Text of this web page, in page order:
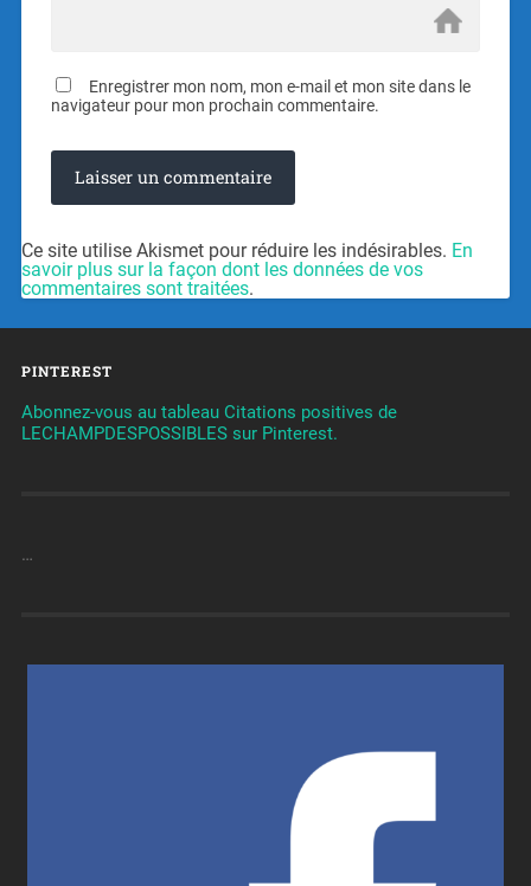
Enregistrer mon nom, mon e-mail et mon site dans le
navigateur pour mon prochain commentaire.
Ce site utilise Akismet pour réduire les indésirables. En
savoir plus sur la façon dont les données de vos
commentaires sont traitées.
PINTEREST
Abonnez-vous au tableau Citations positives de
LECHAMPDESPOSSIBLES sur Pinterest.
…